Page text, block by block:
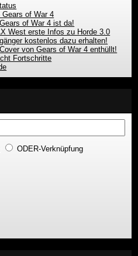
of War 4
of War 4 ist da!
West erste Infos zu Horde 3.0
kostenlos dazu erhalten!
von Gears of War 4 enthüllt!
Fortschritte
ODER-Verknüpfung